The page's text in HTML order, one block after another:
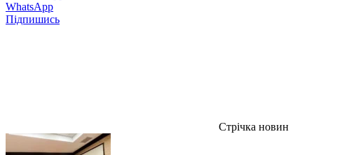
WhatsApp
Підпишись
Стрічка новин